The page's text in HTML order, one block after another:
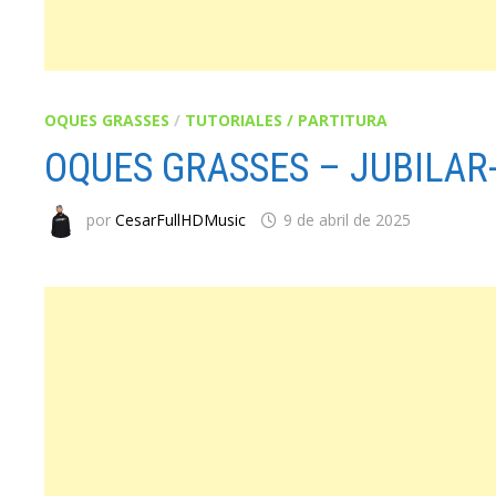
OQUES GRASSES / TUTORIALES / PARTITURA
OQUES GRASSES –
porCesarFullHDMusic 9 de abril de 2025